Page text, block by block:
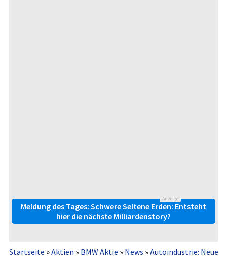
Anzeige
Meldung des Tages: Schwere Seltene Erden: Entsteht
hier die nächste Milliardenstory?
Startseite »Aktien » BMW Aktie » News »Autoindustrie: Neuer